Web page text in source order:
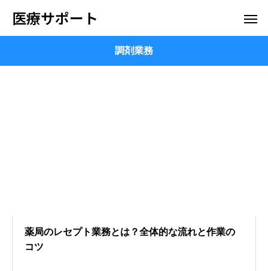
医療サポート
調剤業務
薬局のレセプト業務とは？全体的な流れと作業の
コツ